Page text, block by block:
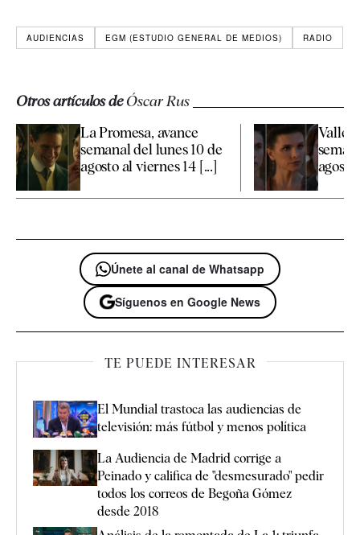
AUDIENCIAS EGM (ESTUDIO GENERAL DE MEDIOS) RADIO
Otros artículos deÓscar Rus
La Promesa, avance
semanal del lunes 10 de
agosto al viernes 14 [...]
Valle
agosto
Únete al canal de Whatsapp
Síguenos en Google News
TE PUEDE INTERESAR
El Mundial trastoca las audiencias de
televisión: más fútbol y menos política
La Audiencia de Madrid corrige a
Peinado y califica de "desmesurado" pedir
todos los correos de Begoña Gómez
desde 2018